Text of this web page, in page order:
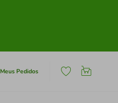
Meus Pedidos